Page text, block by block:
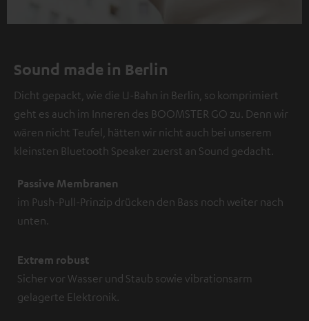
Sound made in Berlin
Dicht gepackt, wie die U-Bahn in Berlin, so komprimiert
geht es auch im Inneren des BOOMSTER GO zu. Denn wir
wären nicht Teufel, hätten wir nicht auch bei unserem
kleinsten Bluetooth Speaker zuerst an Sound gedacht.
Passive Membranen
im Push-Pull-Prinzip drücken den Bass noch weiter nach
unten.
Extrem robust
Sicher vor Wasser und Staub sowie vibrationsarm
gelagerte Elektronik.